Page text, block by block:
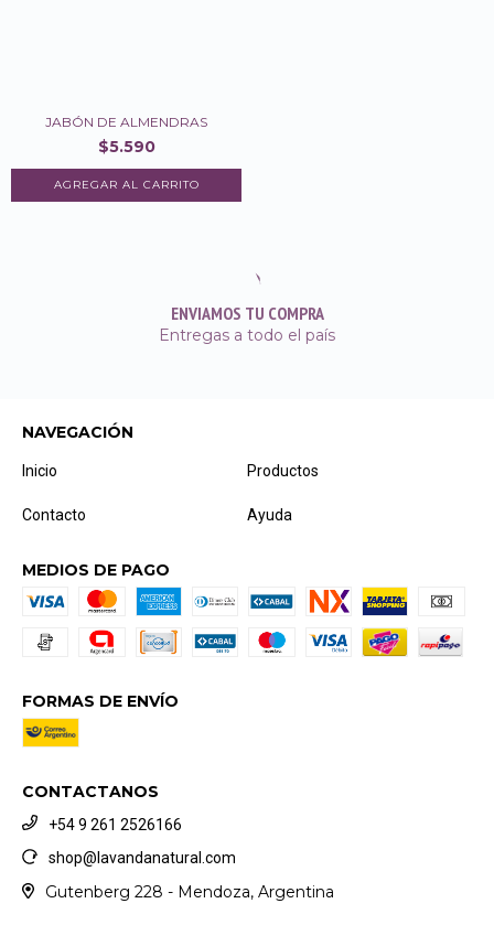
JABÓN DE ALMENDRAS
$5.590
ENVIAMOS TU COMPRA
Entregas a todo el país
NAVEGACIÓN
Inicio Productos
Contacto Ayuda
MEDIOS DE PAGO
FORMAS DE ENVÍO
CONTACTANOS
+54 9 261 2526166
shop@lavandanatural.com
Gutenberg 228 - Mendoza, Argentina